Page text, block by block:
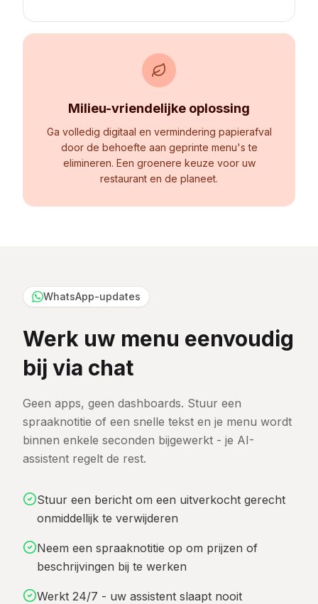
Milieu-vriendelijke oplossing
Ga volledig digitaal en vermindering papierafval
door de behoefte aan geprinte menu's te
elimineren. Een groenere keuze voor uw
restaurant en de planeet.
WhatsApp-updates
Werk uw menu eenvoudig
bij via chat
Geen apps, geen dashboards. Stuur een
spraaknotitie of een snelle tekst en je menu wordt
binnen enkele seconden bijgewerkt - je AI-
assistent regelt de rest.
Stuur een bericht om een uitverkocht gerecht
onmiddellijk te verwijderen
Neem een spraaknotitie op om prijzen of
beschrijvingen bij te werken
Werkt 24/7 - uw assistent slaapt nooit